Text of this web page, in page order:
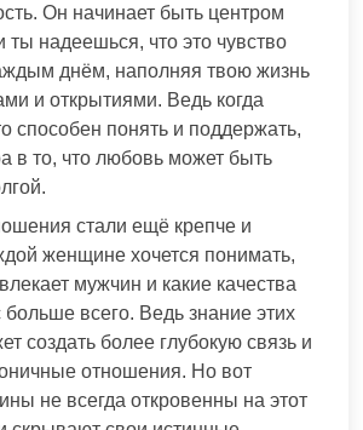
Он начинает быть центром
ты надеешься, что это чувство
днём, наполняя твою жизнь
и открытиями. Ведь когда
способен понять и поддержать,
в то, что любовь может быть
стали ещё крепче и
женщине хочется понимать,
мужчин и какие качества
больше всего. Ведь знание этих
создать более глубокую связь и
отношения. Но вот
не всегда откровенны на этот